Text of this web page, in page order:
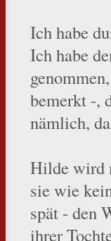
Ich habe
Ich habe
bemerkt -,
nämlich,
Hilde wird
sie wie
spät - den
ihrer